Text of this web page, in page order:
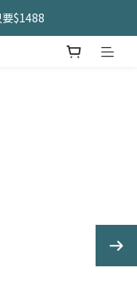
$1488
$1488